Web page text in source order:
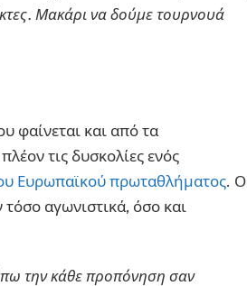
Μακάρι να δούμε τουρνουά
φαίνεται και από τα
τις δυσκολίες ενός
Ευρωπαϊκού πρωταθλήματος. Ο
αγωνιστικά, όσο και
την κάθε προπόνηση σαν